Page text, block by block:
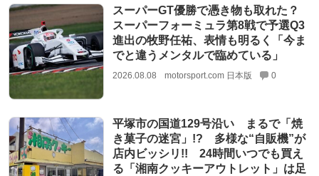
スーパーGT優勝で憑き物も取れた？
スーパーフォーミュラ第8戦で予選Q3
進出の牧野任祐、表情も明るく「今ま
でと違うメンタルで臨めている」
2026.08.08 motorsport.com 日本版 0
平塚市の国道129号沿い まるで「焼
き菓子の迷宮」!? 多様な“自販機”が
店内ビッシリ!! 24時間いつでも買え
る「湘南クッキーアウトレット」は足